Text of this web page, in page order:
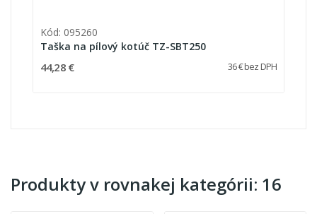
Kód: 095260
Taška na pílový kotúč TZ-SBT250
44,28 € 36 € bez DPH
Produkty v rovnakej kategórii: 16